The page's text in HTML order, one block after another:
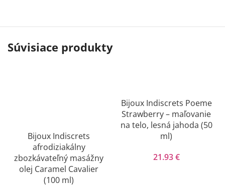
Súvisiace produkty
Bijoux Indiscrets
afrodiziakálny
zbozkávateľný masážny
olej Caramel Cavalier
(100 ml)
Bijoux Indiscrets Poeme
Strawberry – maľovanie
na telo, lesná jahoda (50
ml)
21.93€